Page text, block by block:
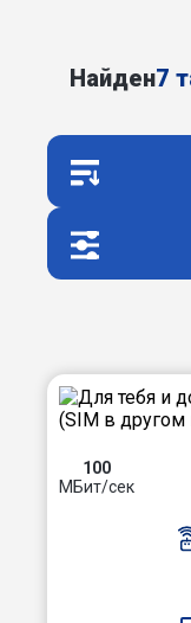
Найден7
100
МБит/сек